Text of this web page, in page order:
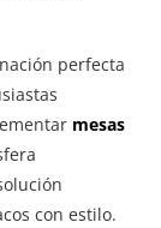
perfecta
mesas
con estilo.